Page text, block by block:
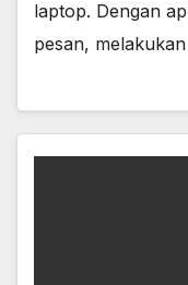
laptop. Dengan
pesan,